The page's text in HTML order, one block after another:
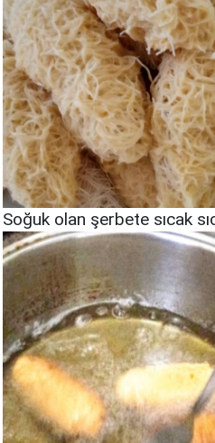
Soğuk olan şerbete sıcak